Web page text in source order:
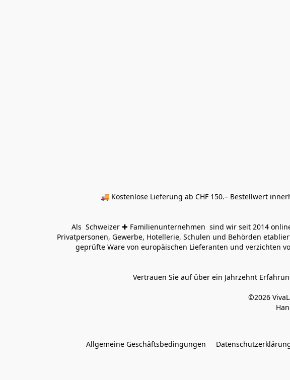
🚚 Kostenlose Lieferung ab CHF 150.– Bestellwert
Als  Schweizer ✚ Familienunternehmen  sind wir seit 2014
Privatpersonen, Gewerbe, Hotellerie, Schulen und Behörden
geprüfte Ware von europäischen Lieferanten und verzichten
Vertrauen Sie auf über ein Jahrzehnt
©2026
Allgemeine Geschäftsbedingungen